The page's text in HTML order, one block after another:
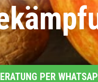
PER